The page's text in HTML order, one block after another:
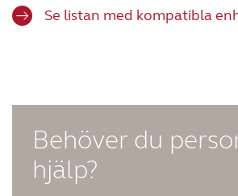
Se listan med kompatibla
Behöver du
hjälp?